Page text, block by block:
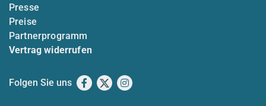
Presse
Preise
Partnerprogramm
Vertrag widerrufen
Folgen Sie uns Facebook
X Instagram